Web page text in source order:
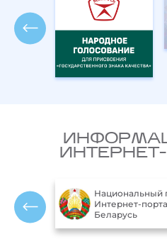
Национальный
Интернет-
Беларусь